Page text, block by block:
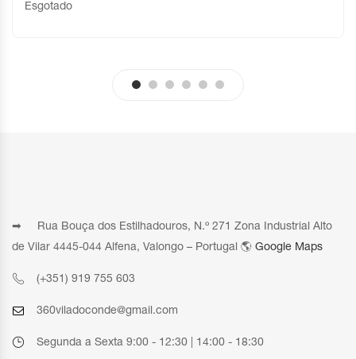
Esgotado
➡ Rua Bouça dos Estilhadouros, N.º 271 Zona Industrial Alto
de Vilar 4445-044 Alfena, Valongo – Portugal 🌎 Google Maps
(+351) 919 755 603
360viladoconde@gmail.com
Segunda a Sexta 9:00 - 12:30 | 14:00 - 18:30